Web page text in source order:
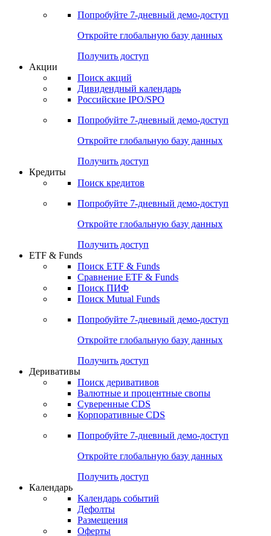
Попробуйте 7-дневный демо-доступ
Откройте глобальную базу данных
Получить доступ
Акции
Поиск акций
Дивидендный календарь
Российские IPO/SPO
Попробуйте 7-дневный демо-доступ
Откройте глобальную базу данных
Получить доступ
Кредиты
Поиск кредитов
Попробуйте 7-дневный демо-доступ
Откройте глобальную базу данных
Получить доступ
ETF & Funds
Поиск ETF & Funds
Сравнение ETF & Funds
Поиск ПИФ
Поиск Mutual Funds
Попробуйте 7-дневный демо-доступ
Откройте глобальную базу данных
Получить доступ
Деривативы
Поиск деривативов
Валютные и процентные свопы
Суверенные CDS
Корпоративные CDS
Попробуйте 7-дневный демо-доступ
Откройте глобальную базу данных
Получить доступ
Календарь
Календарь событий
Дефолты
Размещения
Оферты